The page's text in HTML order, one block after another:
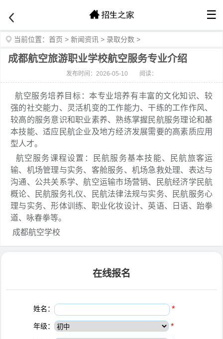
☰
当前位置： 首页 > 新闻资讯 > 录取分数 >
成都航空旅游职业学校航空服务专业介绍
发布时间：2026-05-10 阅读：
航空服务培养目标：本专业培养有丰富的文化知识、较
强的社交能力、灵活机变的工作能力、干练的工作作风、
较高的服务意识和职业素养、熟练掌握民航服务理论和基
本技能、适应民航企业及地方经济发展需要的高素质应用
型人才。
航空服务课程设置：民航服务基本技能、民航旅客运
输、机场管理与实务、客舱服务、机场急救处理、表达与
沟通、公共关系学、航空运输市场营销、民航经济学民航
概论、民航服务礼仪、民航法律法规与实务、民航服务心
理与实务、形体训练、职业化妆设计、英语、日语、跆拳
道、咏春拳等。
成都航空学校
在线报名
姓名： *
年级： *